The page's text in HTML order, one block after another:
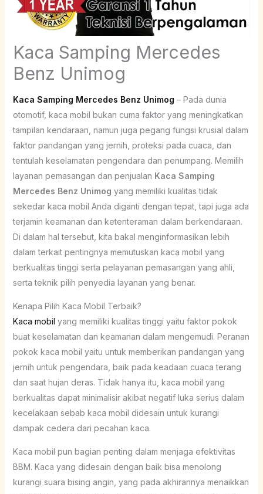
Kaca Samping Mercedes
Benz Unimog
Kaca Samping Mercedes Benz Unimog – Pada dunia
otomotif, kaca mobil bukan cuma faktor yang meningkatkan
tampilan kendaraan, namun juga pegang fungsi krusial dalam
faktor pandangan yang jernih, proteksi pada cuaca, dan
tentulah keselamatan pengendara dan penumpang. Memilih
layanan pemasangan dan penjualan Kaca Samping
Mercedes Benz Unimog yang memiliki kualitas tidak
sekedar kaca mobil Anda diganti dengan tepat, tapi juga ada
terjamin keamanan dan ketenteraman dalam berkendaraan.
Di dalam hal tersebut, kita bakal menginformasikan lebih
dalam terkait pentingnya memutuskan kaca mobil yang
berkualitas tinggi serta pelayanan pemasangan yang ahli,
serta teknik pilih penyedia layanan yang benar.
Kenapa Pilih Kaca Mobil Terbaik?
Kaca mobil yang memiliki kualitas tinggi yaitu faktor pokok
buat keselamatan dan keamanan dalam mengemudi. Peranan
pokok kaca mobil yaitu untuk memberikan pandangan yang
jernih untuk pengendara, baik pada keadaan cuaca terang
dan saat hujan deras. Tidak hanya itu, kaca mobil yang
berkualitas dapat minimalisir akibat negatif luka serius dalam
kecelakaan sebab kaca mobil didesain untuk kurangi
dampak cedera dari pecahan kaca.
Kaca mobil pun bagian penting dalam menjaga efektivitas
BBM. Kaca yang didesain dengan baik bisa menolong
kurangi suara bising angin, yang pada akhirannya menaikkan